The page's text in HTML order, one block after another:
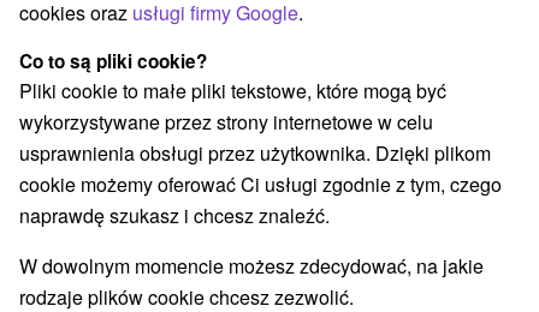
Atrakcje z adrenaliną(1) Muzea i galerie
Atrakcje dla dzieci (1)
Kościoły drewniane (1) Sporty(1) Skanseny(2)
Chaty górskie(1)
cookies oraz usługi firmy Google.
Co to są pliki cookie?
Pliki cookie to małe pliki tekstowe, które mogą być
wykorzystywane przez strony internetowe w celu
usprawnienia obsługi przez użytkownika. Dzięki plikom
cookie możemy oferować Ci usługi zgodnie z tym, czego
naprawdę szukasz i chcesz znaleźć.
W dowolnym momencie możesz zdecydować, na jakie
rodzaje plików cookie chcesz zezwolić.